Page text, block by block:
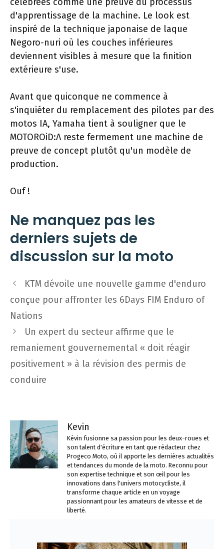
d'apprentissage de la machine. Le look est
inspiré de la technique japonaise de laque
Negoro-nuri où les couches inférieures
deviennent visibles à mesure que la finition
extérieure s'use.
Avant que quiconque ne commence à
s'inquiéter du remplacement des pilotes par des
motos IA, Yamaha tient à souligner que le
MOTOROiD:Λ reste fermement une machine de
preuve de concept plutôt qu'un modèle de
production.
Ouf !
Ne manquez pas les
derniers sujets de
discussion sur la moto
Navigation
des
articles
KTM dévoile une nouvelle gamme d'enduro
conçue pour affronter les 6Days FIM Enduro of
Nations
Un expert du secteur affirme que le
remaniement gouvernemental « doit réagir
positivement » à la révision des permis de
conduire
Kevin
Kévin fusionne sa passion pour les deux-roues et
son talent d'écriture en tant que rédacteur chez
Progeco Moto, où il apporte les dernières actualités
et tendances du monde de la moto. Reconnu pour
son expertise technique et son œil pour les
innovations dans l'univers motocycliste, il
transforme chaque article en un voyage
passionnant pour les amateurs de vitesse et de
liberté.